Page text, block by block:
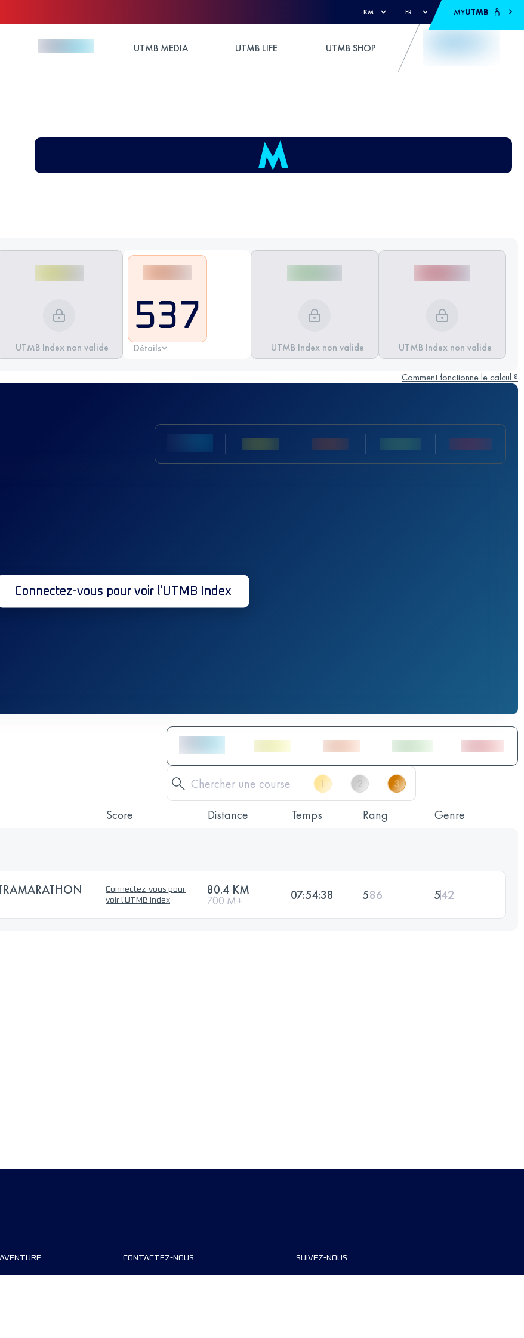
KM FR MYUTMB
UTMB MEDIA UTMB LIFE UTMB SHOP
UTMB Index non valide
537
Détails UTMB Index non valide UTMB Index non valide
Comment fonctionne le calcul ?
Connectez-vous pour voir l'UTMB Index
Score Distance Temps Rang Genre
Connectez-vous pour
voir l'UTMB Index
80.4 KM
700 M+ 07:54:38 586 542
CONTACTEZ-NOUS SUIVEZ-NOUS